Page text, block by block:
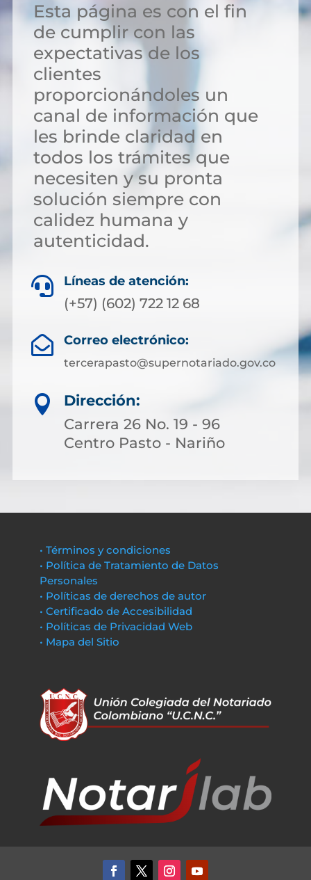
Esta página es con el fin
de cumplir con las
expectativas de los
clientes
proporcionándoles un
canal de información que
les brinde claridad en
todos los trámites que
necesiten y su pronta
solución siempre con
calidez humana y
autenticidad.
 Líneas de atención:
(+57) (602) 722 12 68
 Correo electrónico:
tercerapasto@supernotariado.gov.co

Dirección:
Carrera 26 No. 19 - 96
Centro Pasto - Nariño
• Términos y condiciones
• Política de Tratamiento de Datos
Personales
• Políticas de derechos de autor
• Certificado de Accesibilidad
• Políticas de Privacidad Web
• Mapa del Sitio